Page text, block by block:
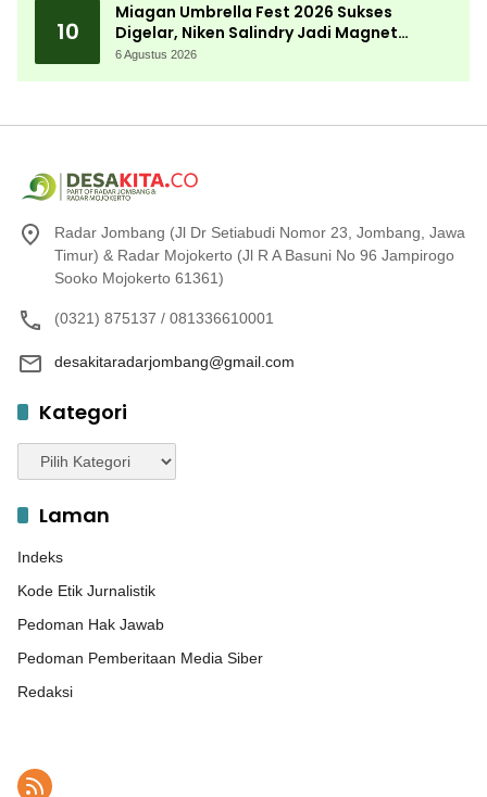
10
Miagan Umbrella Fest 2026 Sukses
Digelar, Niken Salindry Jadi Magnet
Ribuan Pengunjung
6 Agustus 2026
Radar Jombang (Jl Dr Setiabudi Nomor 23, Jombang, Jawa
Timur) & Radar Mojokerto (Jl R A Basuni No 96 Jampirogo
Sooko Mojokerto 61361)
(0321) 875137 / 081336610001
desakitaradarjombang@gmail.com
Kategori
Kategori
Laman
Indeks
Kode Etik Jurnalistik
Pedoman Hak Jawab
Pedoman Pemberitaan Media Siber
Redaksi